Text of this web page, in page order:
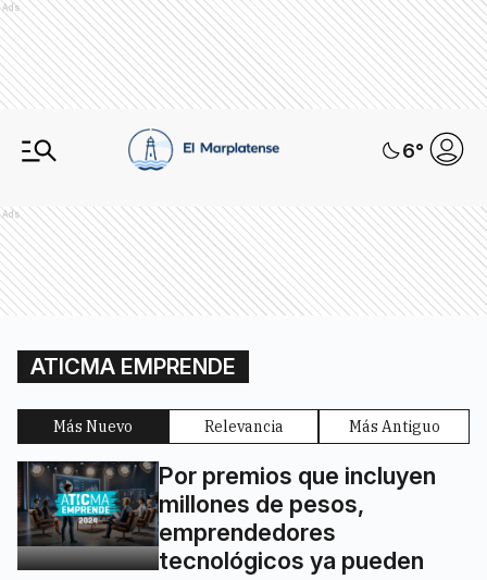
Ads
6°
Ads
ATICMA EMPRENDE
Más Nuevo Relevancia Más Antiguo
Por premios que incluyen
millones de pesos,
emprendedores
tecnológicos ya pueden